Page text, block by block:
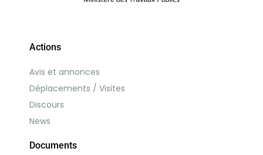
Actions
Avis et annonces
Déplacements / Visites
Discours
News
Documents